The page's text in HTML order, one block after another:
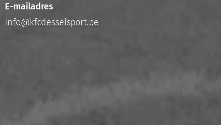
E-mailadres
info@kfcdesselsport.be